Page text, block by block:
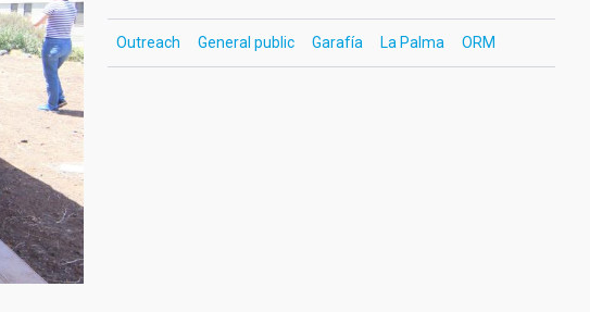
Outreach General public Garafía La Palma ORM